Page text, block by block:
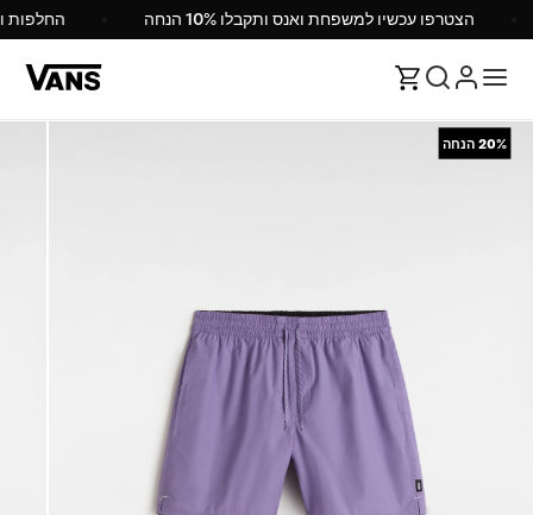
הצטרפו עכשיו למשפחת ואנס ותקבלו 10% הנחה
20% הנחה